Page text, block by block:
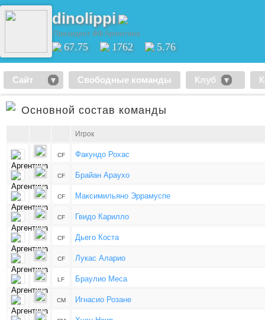
dinolippi
Президент ФФ Аргентина
67.75 1762 5.76
Сайт Свободные команды Клуб
Основной состав команды
Игрок
CF Факундо Рохас
CF Брайан Араухо
CF Максимильяно Эррамуспе
CF Гвидо Карилло
CF Дьего Коста
CF Лукас Аларио
LF Браулио Меса
CM Игнасио Розане